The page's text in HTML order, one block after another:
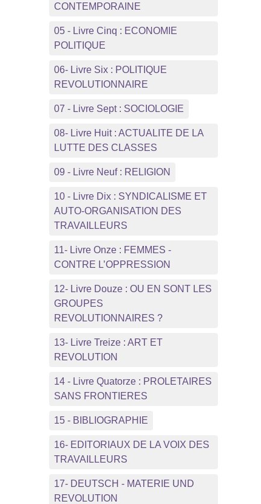
CONTEMPORAINE
05 - Livre Cinq : ECONOMIE
POLITIQUE
06- Livre Six : POLITIQUE
REVOLUTIONNAIRE
07 - Livre Sept : SOCIOLOGIE
08- Livre Huit : ACTUALITE DE LA
LUTTE DES CLASSES
09 - Livre Neuf : RELIGION
10 - Livre Dix : SYNDICALISME ET
AUTO-ORGANISATION DES
TRAVAILLEURS
11- Livre Onze : FEMMES -
CONTRE L’OPPRESSION
12- Livre Douze : OU EN SONT LES
GROUPES
REVOLUTIONNAIRES ?
13- Livre Treize : ART ET
REVOLUTION
14 - Livre Quatorze : PROLETAIRES
SANS FRONTIERES
15 - BIBLIOGRAPHIE
16- EDITORIAUX DE LA VOIX DES
TRAVAILLEURS
17- DEUTSCH - MATERIE UND
REVOLUTION